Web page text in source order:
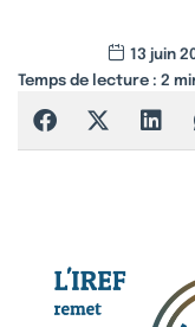
13 juin
Temps de lecture : 2